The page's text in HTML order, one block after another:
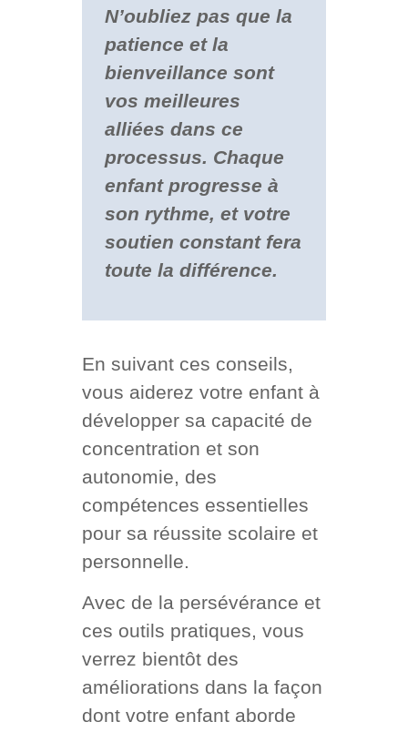
N’oubliez pas que la
patience et la
bienveillance sont
vos meilleures
alliées dans ce
processus. Chaque
enfant progresse à
son rythme, et votre
soutien constant fera
toute la différence.
En suivant ces conseils,
vous aiderez votre enfant à
développer sa capacité de
concentration et son
autonomie, des
compétences essentielles
pour sa réussite scolaire et
personnelle.
Avec de la persévérance et
ces outils pratiques, vous
verrez bientôt des
améliorations dans la façon
dont votre enfant aborde